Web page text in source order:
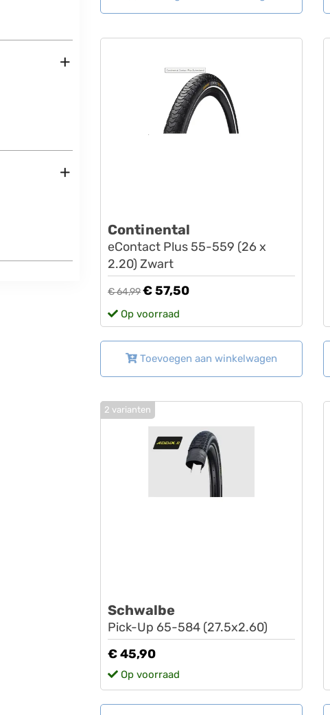
+
+
Continental
eContact Plus 55-559 (26 x
2.20) Zwart
€ 64,99€ 57,50
Op voorraad
Toevoegen aan winkelwagen
Schwalbe
Pick-Up 65-584 (27.5x2.60)
2 varianten
€ 45,90
Op voorraad